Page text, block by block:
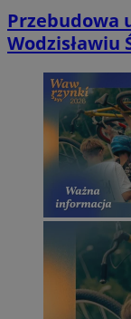
Przebudowa
Wodzisławiu